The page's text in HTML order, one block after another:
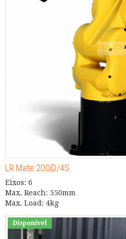
LR Mate 200iD/4S
Eixos: 6
Max. Reach: 550mm
Max. Load: 4kg
Disponível